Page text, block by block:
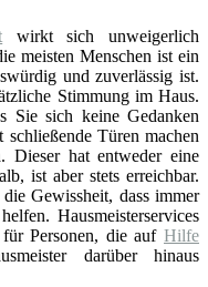
wirkt sich unweigerlich
meisten Menschen ist ein
und zuverlässig ist.
Stimmung im Haus.
Sie sich keine Gedanken
Türen machen
Dieser hat entweder eine
ist aber stets erreichbar.
Gewissheit, dass immer
Hausmeisterservices
Personen, die auf Hilfe
darüber hinaus